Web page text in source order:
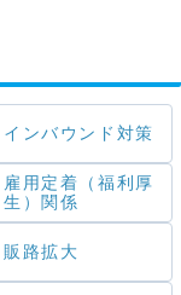
インバウンド対策
雇用定着（福利厚
生）関係
販路拡大